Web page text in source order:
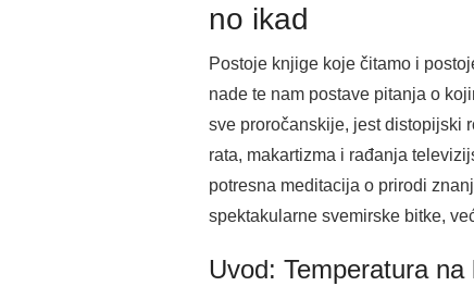
no ikad
Postoje knjige koje čitamo i
nade te nam postave pitanja o
sve proročanskije, jest distopijski
rata, makartizma i rađanja
potresna meditacija o prirodi
spektakularne svemirske bitke,
Uvod: Temperatura na